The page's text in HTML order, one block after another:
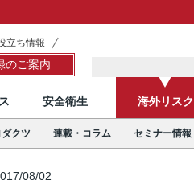
立ち情報
のご案内
安全衛生 海外リスク
クツ 連載・コラム セミナー情報
08/02